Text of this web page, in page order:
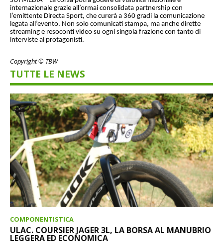
internazionale grazie all’ormai consolidata partnership con
l’emittente Directa Sport, che curerà a 360 gradi la comunicazione
legata all’evento. Non solo comunicati stampa, ma anche dirette
streaming e resoconti video su ogni singola frazione con tanto di
interviste ai protagonisti.
Copyright © TBW
TUTTE LE NEWS
COMPONENTISTICA
ULAC. COURSIER JAGER 3L, LA BORSA AL MANUBRIO
LEGGERA ED ECONOMICA